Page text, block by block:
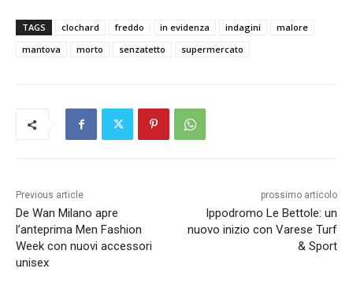
TAGS clochard freddo in evidenza indagini
malore
mantova
morto senzatetto supermercato
Previous article
De Wan Milano apre
l’anteprima Men Fashion
Week con nuovi accessori
unisex
prossimo articolo
Ippodromo Le Bettole: un
nuovo inizio con Varese Turf
& Sport